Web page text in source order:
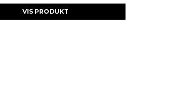
VIS PRODUKT